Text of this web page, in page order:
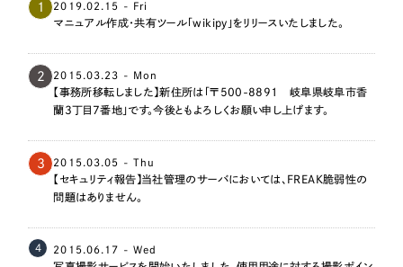
1 2019.02.15 - Fri
マニュアル作成・共有ツール「wikipy」をリリースいたしました。
2 2015.03.23 - Mon
【事務所移転しました】新住所は「〒500-8891 岐阜県岐阜市香
蘭3丁目7番地」です。今後ともよろしくお願い申し上げます。
3 2015.03.05 - Thu
【セキュリティ報告】当社管理のサーバにおいては、FREAK脆弱性の
問題はありません。
4 2015.06.17 - Wed